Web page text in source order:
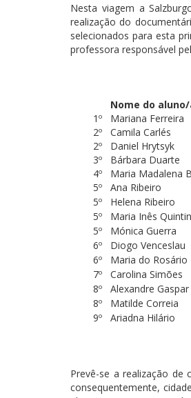
Nesta viagem a
realização do
selecionados para esta
professora responsável
Nome do
1º Mariana Ferreira
2º Camila Carlés
2º Daniel Hrytsyk
3º Bárbara Duarte
4º Maria Madalena
5º Ana Ribeiro
5º Helena Ribeiro
5º Maria Inês
5º Mónica Guerra
6º Diogo Venceslau
6º Maria do Rosário
7º Carolina Simões
8º Alexandre Gaspar
8º Matilde Correia
9º Ariadna Hilário
Prevê-se a realização
consequentemente,